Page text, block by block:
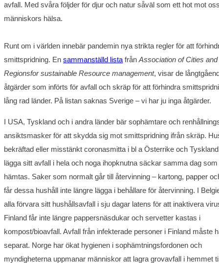
avfall. Med svåra följder för djur och natur såväl som ett hot mot
människors hälsa.
Runt om i världen innebär pandemin nya strikta regler för att
smittspridning. En sammanställd lista från Association of Cities and
Regionsfor sustainable Resource management, visar de
åtgärder som införts för avfall och skräp för att förhindra
lång rad länder. På listan saknas Sverige – vi har ju inga åtgärder.
I USA, Tyskland och i andra länder bär sophämtare och
ansiktsmasker för att skydda sig mot smittspridning ifrån skräp.
bekräftad eller misstänkt coronasmitta i bl a Österrike och
lägga sitt avfall i hela och noga ihopknutna säckar samma dag
hämtas. Saker som normalt går till återvinning – kartong, papper
får dessa hushåll inte längre lägga i behållare för återvinning. I
alla förvara sitt hushållsavfall i sju dagar latens för att inaktivera
Finland får inte längre pappersnäsdukar och servetter kastas i
kompost/bioavfall. Avfall från infekterade personer i Finland måste
separat. Norge har ökat hygienen i sophämtningsfordonen och
myndigheterna uppmanar människor att lagra grovavfall i hemmet